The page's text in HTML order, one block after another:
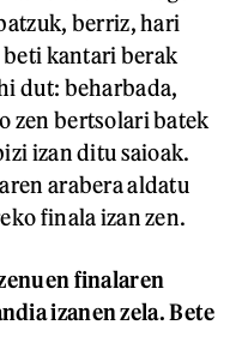
berriz, hari
beti kantari berak
dut: beharbada,
zen bertsolari batek
izan ditu saioak.
arabera aldatu
finala izan zen.
finalaren
izanen zela. Bete